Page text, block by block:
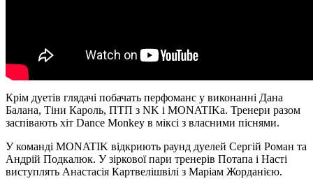
Крім дуетів глядачі побачать перфоманс у виконанні Дана
Балана, Тіни Кароль, ПТП з NK і MONATIKа. Тренери разом
заспівають хіт Dance Monkey в міксі з власними піснями.
У команді MONATIK відкриють раунд дуелей Сергій Роман та
Андрій Подкалюк. У зіркової пари тренерів Потапа і Насті
виступлять Анастасія Картвелішвілі з Маріам Жорданією.